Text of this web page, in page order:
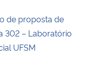
de proposta de
302 – Laboratório
UFSM